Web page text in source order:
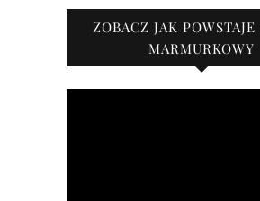
ZOBACZ JAK POWSTAJE
MARMURKOWY